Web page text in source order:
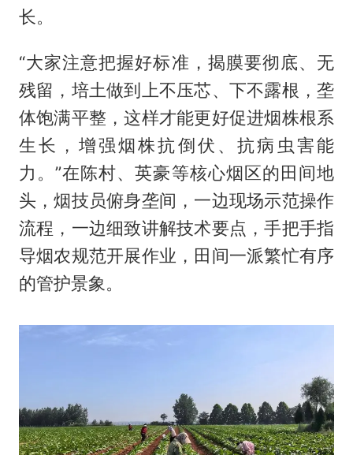
长。
“大家注意把握好标准，揭膜要彻底、无
残留，培土做到上不压芯、下不露根，垄
体饱满平整，这样才能更好促进烟株根系
生长，增强烟株抗倒伏、抗病虫害能
力。”在陈村、英豪等核心烟区的田间地
头，烟技员俯身垄间，一边现场示范操作
流程，一边细致讲解技术要点，手把手指
导烟农规范开展作业，田间一派繁忙有序
的管护景象。